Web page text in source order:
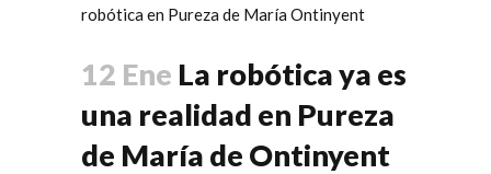
12 Ene La robótica ya es
una realidad en Pureza
de María de Ontinyent